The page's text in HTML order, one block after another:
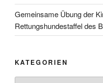
Gemeinsame Übung der
Rettungshundestaffel des
KATEGORIEN